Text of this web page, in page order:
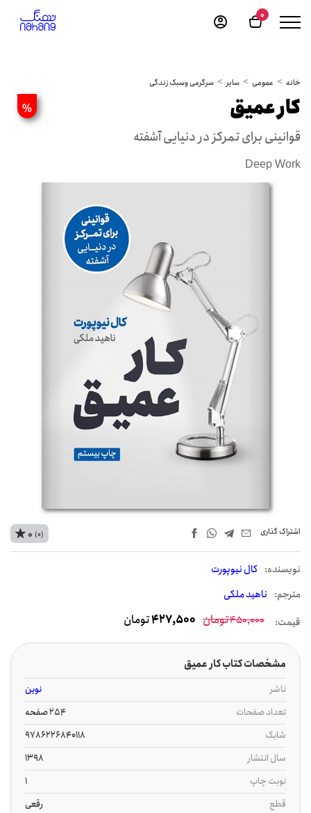
0
خانه عمومی سایر سرگرمی وسبک زندگی
% کار عمیق
قوانینی برای تمرکز در دنیایی آشفته
Deep Work
اشتراک‌ گذاری
نويسنده: کال نیوپورت
مترجم: ناهید ملکی
0 (0)
قیمت: 450,000تومان 427,500تومان
مشخصات کتاب کار عمیق
ناشر
نوین
تعداد صفحات
254 صفحه
شابک
9786226840118
سال انتشار
1398
نوبت چاپ
1
قطع
رقعی